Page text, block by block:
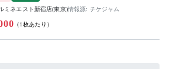
ミネエスト新宿店(東京)情報源: チケジャム
（1枚あたり）